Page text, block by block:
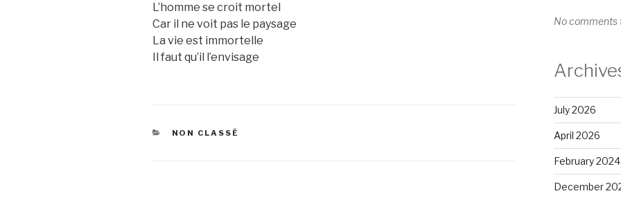
L’homme se croit mortel
Car il ne voit pas le paysage
La vie est immortelle
Il faut qu’il l’envisage
CATEGORIES
NON CLASSÉ
No comments
July 2026
April 2026
February 2024
December